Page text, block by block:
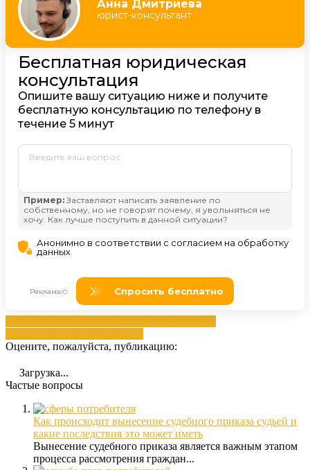
Оцените, пожалуйста, публикацию:
Загрузка...
Частые вопросы
Как происходит вынесение судебного приказа судьей и
какие последствия это может иметь
Вынесение судебного приказа является важным этапом
процесса рассмотрения граждан...